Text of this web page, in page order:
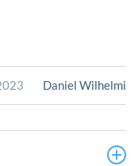
Daniel Wilhelmi